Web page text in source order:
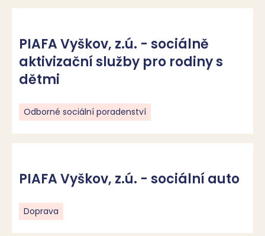
PIAFA Vyškov, z.ú. - sociálně
aktivizační služby pro rodiny s
dětmi
Odborné sociální poradenství
PIAFA Vyškov, z.ú. - sociální auto
Doprava